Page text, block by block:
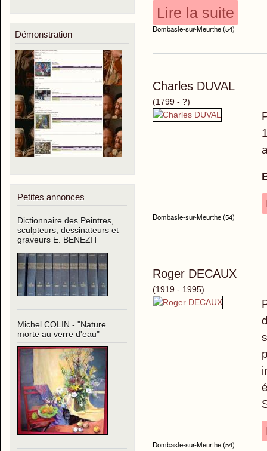
Démonstration
Petites annonces
Dictionnaire des Peintres,
sculpteurs, dessinateurs et
graveurs E. BENEZIT
Michel COLIN - "Nature
morte au verre d'eau"
Lire la suite
Dombasle-sur-Meurthe (54)
Charles DUVAL
(1799 - ?)
Dombasle-sur-Meurthe (54)
Roger DECAUX
(1919 - 1995)
Dombasle-sur-Meurthe (54)